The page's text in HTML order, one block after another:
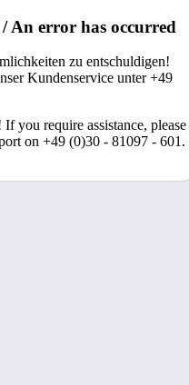
An error has occurred
zu entschuldigen!
Kundenservice unter +49
you require assistance, please
on +49 (0)30 - 81097 - 601.